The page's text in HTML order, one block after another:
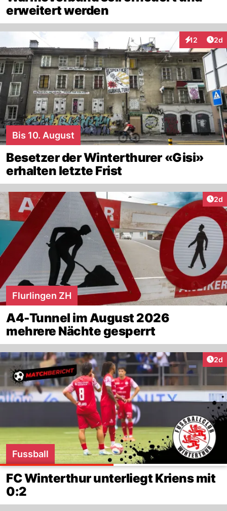
erweitert werden
12
Interaktionen
2d
Bis 10. August
Besetzer der Winterthurer «Gisi»
erhalten letzte Frist
2d
Flurlingen ZH
A4-Tunnel im August 2026
mehrere Nächte gesperrt
2d
Fussball
FC Winterthur unterliegt Kriens mit
0:2